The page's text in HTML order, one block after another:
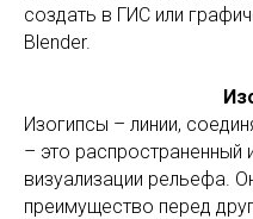
создать в ГИС или
Blender.
Изогипсы – линии,
– это
визуализации рельефа.
преимущество перед